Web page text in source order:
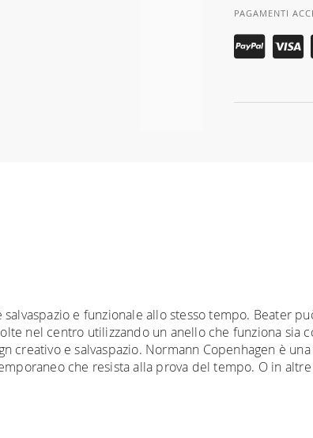
PAGAMENTI
e funzionale allo stesso tempo. Beater
nel centro utilizzando un anello che funziona sia
e salvaspazio. Normann Copenhagen è
che resista alla prova del tempo. O in